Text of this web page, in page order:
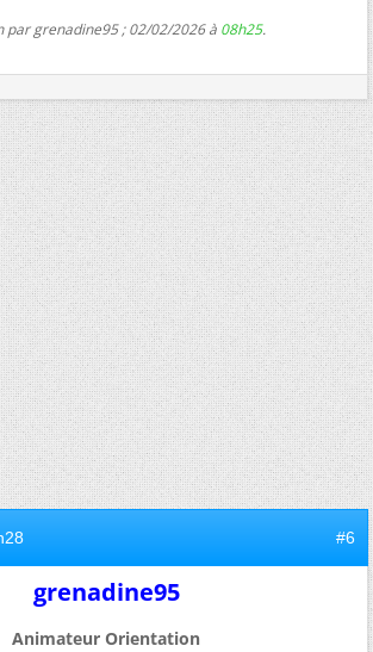
grenadine95 ; 02/02/2026 à 08h25.
#6
grenadine95
Animateur Orientation